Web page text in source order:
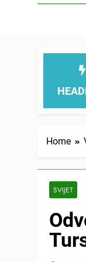
– ove 4
Home
SVIJET